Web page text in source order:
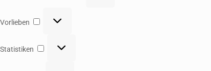
Vorlieben
Statistiken